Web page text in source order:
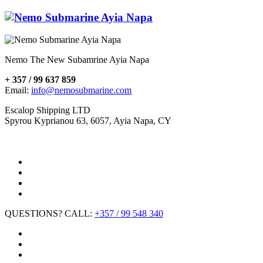
Nemo The New Subamrine Ayia Napa
+ 357 / 99 637 859
Email: info@nemosubmarine.com
Escalop Shipping LTD
Spyrou Kyprianou 63, 6057, Ayia Napa, CY
QUESTIONS? CALL: +357 / 99 548 340